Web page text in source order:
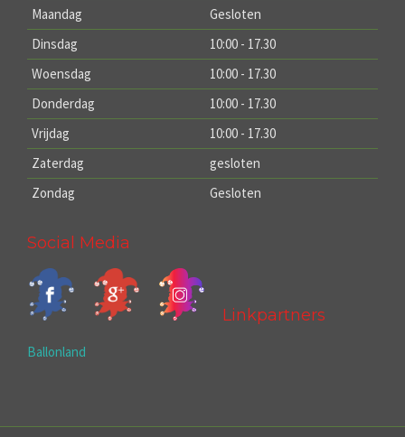
Maandag
Gesloten
Dinsdag
10:00 - 17.30
Woensdag
10:00 - 17.30
Donderdag
10:00 - 17.30
Vrijdag
10:00 - 17.30
Zaterdag
gesloten
Zondag
Gesloten
Social Media
Linkpartners
Ballonland